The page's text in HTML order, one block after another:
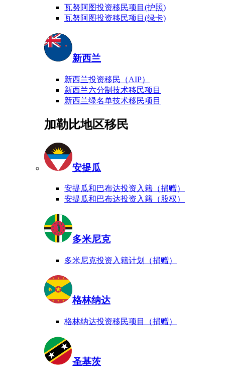
瓦努阿图投资移民项目(护照)
瓦努阿图投资移民项目(绿卡)
新西兰
新西兰投资移民（AIP）
新西兰六分制技术移民项目
新西兰绿名单技术移民项目
加勒比地区移民
安提瓜
安提瓜和巴布达投资入籍（捐赠）
安提瓜和巴布达投资入籍（股权）
多米尼克
多米尼克投资入籍计划（捐赠）
格林纳达
格林纳达投资移民项目（捐赠）
圣基茨